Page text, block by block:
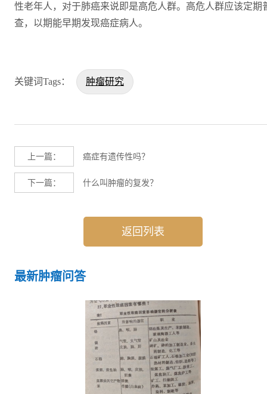
性老年人，对于肺癌来说即是高危人群。高危人群应该定期
查，以期能早期发现癌症病人。
关键词Tags： 肿瘤研究
上一篇： 癌症有遗传性吗？
下一篇： 什么叫肿瘤的复发？
返回列表
最新肿瘤问答